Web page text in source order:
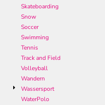
Skateboarding
Snow
Soccer
Swimming
Tennis
Track and Field
Volleyball
Wandern
Wassersport
WaterPolo